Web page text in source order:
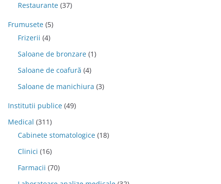
Restaurante (37)
Frumusete (5)
Frizerii (4)
Saloane de bronzare (1)
Saloane de coafură (4)
Saloane de manichiura (3)
Institutii publice (49)
Medical (311)
Cabinete stomatologice (18)
Clinici (16)
Farmacii (70)